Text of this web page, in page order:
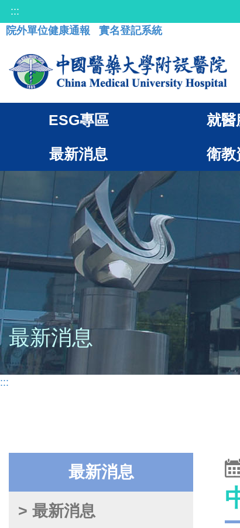
:::
院外單位健康通報
實名登記系統
ESG專區 就醫
最新消息 衛教
最新消息
:::
最新消息
> 最新消息